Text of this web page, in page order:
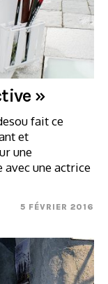
»
fait ce
et
une
une actrice
5 FÉVRIER 2016